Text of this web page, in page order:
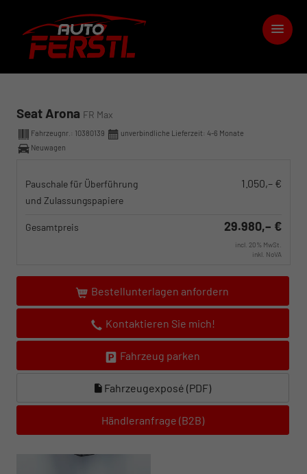
Seat Arona FR Max
Fahrzeugnr.: 10380139
unverbindliche Lieferzeit: 4-6 Monate
Neuwagen
Pauschale für Überführung
und Zulassungspapiere
1.050,– €
Gesamtpreis 29.980,– €
incl. 20% MwSt.
inkl. NoVA
Bestellunterlagen anfordern
Kontaktieren Sie mich!
Fahrzeug parken
Fahrzeugexposé (PDF)
Händleranfrage (B2B)